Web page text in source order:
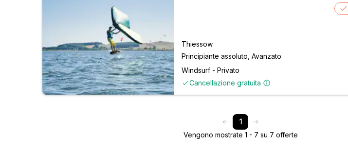
Thiessow
Principiante assoluto, Avanzato
Windsurf - Privato
Cancellazione gratuita
1
Vengono mostrate 1 - 7 su 7 offerte